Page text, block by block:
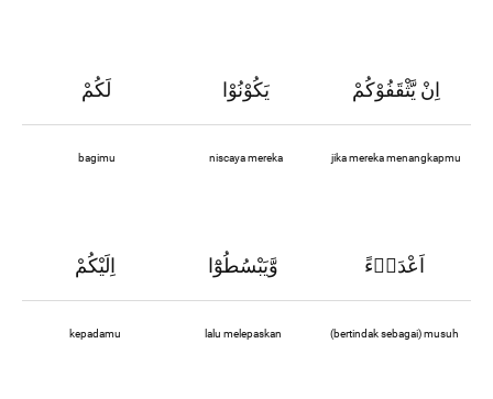
لَكُمْ يَكُوْنُوْا اِنْ يَّثْقَفُوْكُمْ
bagimu niscaya mereka jika mereka menangkapmu
اِلَيْكُمْ وَّيَبْسُطُوْٓا اَعْدَاۤءً
kepadamu lalu melepaskan (bertindak sebagai) musuh